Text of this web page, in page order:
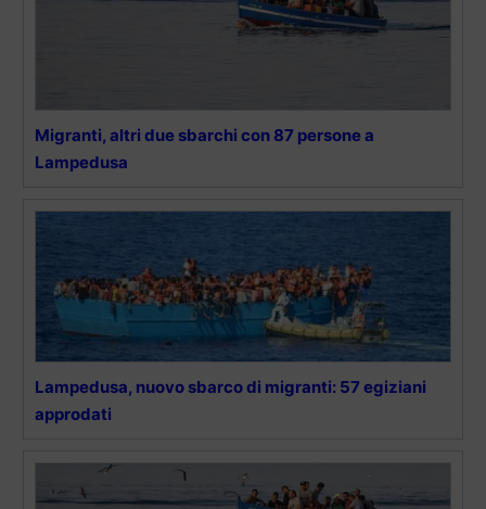
Migranti, altri due sbarchi con 87 persone a
Lampedusa
Lampedusa, nuovo sbarco di migranti: 57 egiziani
approdati